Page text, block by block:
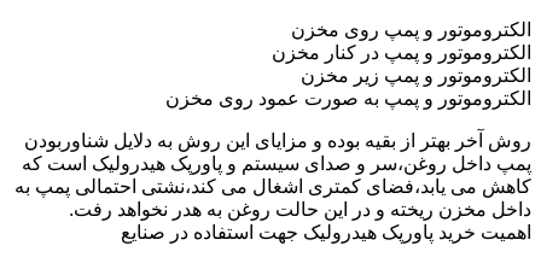
الکتروموتور و پمپ روی مخزن
الکتروموتور و پمپ در کنار مخزن
الکتروموتور و پمپ زیر مخزن
الکتروموتور و پمپ به صورت عمود روی مخزن
روش آخر بهتر از بقیه بوده و مزایای این روش به دلایل شناوربودن
پمپ داخل روغن،سر و صدای سیستم و پاورپک هیدرولیک است که
کاهش می یابد،فضای کمتری اشغال می کند،نشتی احتمالی پمپ به
داخل مخزن ریخته و در این حالت روغن به هدر نخواهد رفت.
اهمیت خرید پاورپک هیدرولیک جهت استفاده در صنایع